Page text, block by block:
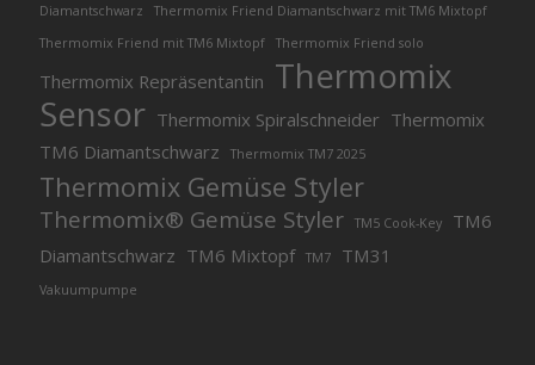
Diamantschwarz
Thermomix Friend Diamantschwarz mit TM6 Mixtopf
Thermomix Friend mit TM6 Mixtopf
Thermomix Friend solo
Thermomix Repräsentantin Thermomix
Sensor Thermomix Spiralschneider Thermomix
TM6 Diamantschwarz
Thermomix TM7 2025
Thermomix Gemüse Styler
Thermomix® Gemüse Styler TM5 Cook-Key
TM6
Diamantschwarz TM6 Mixtopf TM7 TM31
Vakuumpumpe